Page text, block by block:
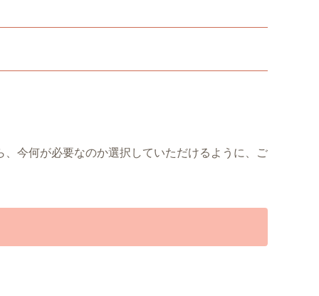
今何が必要なのか選択していただけるように、ご